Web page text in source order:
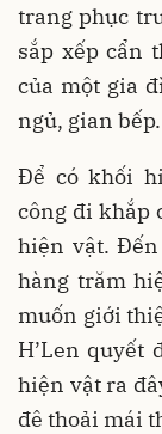
trang phục
sắp xếp cẩn
của một gia
ngủ, gian bếp.
Để có khối
công đi khắp
hiện vật.
hàng trăm
muốn giới
H’Len quyết
hiện vật ra
đê thoải mái